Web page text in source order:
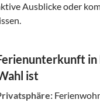
Ausblicke oder
ist